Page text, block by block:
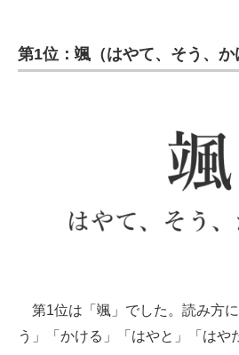
第1位：颯（はやて、そう、か
第1位は「颯」でした。読み方
う」「かける」「はやと」「はや